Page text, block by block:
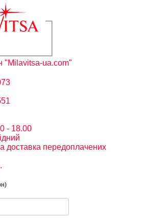
"Milavitsa-ua.com"
- 18.00
доставка передоплачених